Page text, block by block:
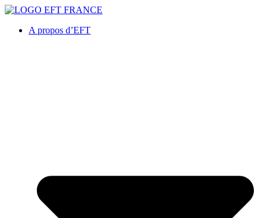
A propos d’EFT